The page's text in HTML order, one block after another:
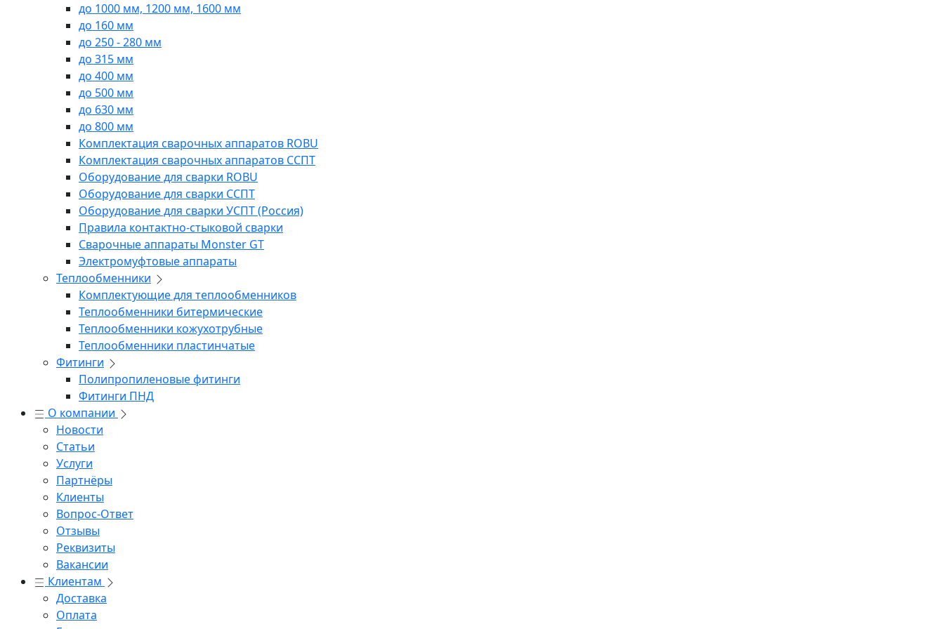
до 1000 мм, 1200 мм, 1600 мм
до 160 мм
до 250 - 280 мм
до 315 мм
до 400 мм
до 500 мм
до 630 мм
до 800 мм
Комплектация сварочных аппаратов ROBU
Комплектация сварочных аппаратов ССПТ
Оборудование для сварки ROBU
Оборудование для сварки ССПТ
Оборудование для сварки УСПТ (Россия)
Правила контактно-стыковой сварки
Сварочные аппараты Monster GT
Электромуфтовые аппараты
Теплообменники
Комплектующие для теплообменников
Теплообменники битермические
Теплообменники кожухотрубные
Теплообменники пластинчатые
Фитинги
Полипропиленовые фитинги
Фитинги ПНД
О компании
Новости
Статьи
Услуги
Партнёры
Клиенты
Вопрос-Ответ
Отзывы
Реквизиты
Вакансии
Клиентам
Доставка
Оплата